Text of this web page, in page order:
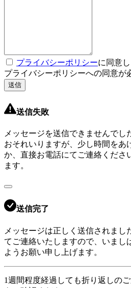
プライバシーポリシーに同意し
プライバシーポリシーへの同意が
送信
送信失敗
メッセージを送信できませんでし
おそれいりますが、少し時間をあ
か、直接お電話にてご連絡くださ
ます。
送信完了
メッセージは正しく送信されまし
てご連絡いたしますので、いまし
ようお願い申し上げます。
1週間程度経過しても折り返しの